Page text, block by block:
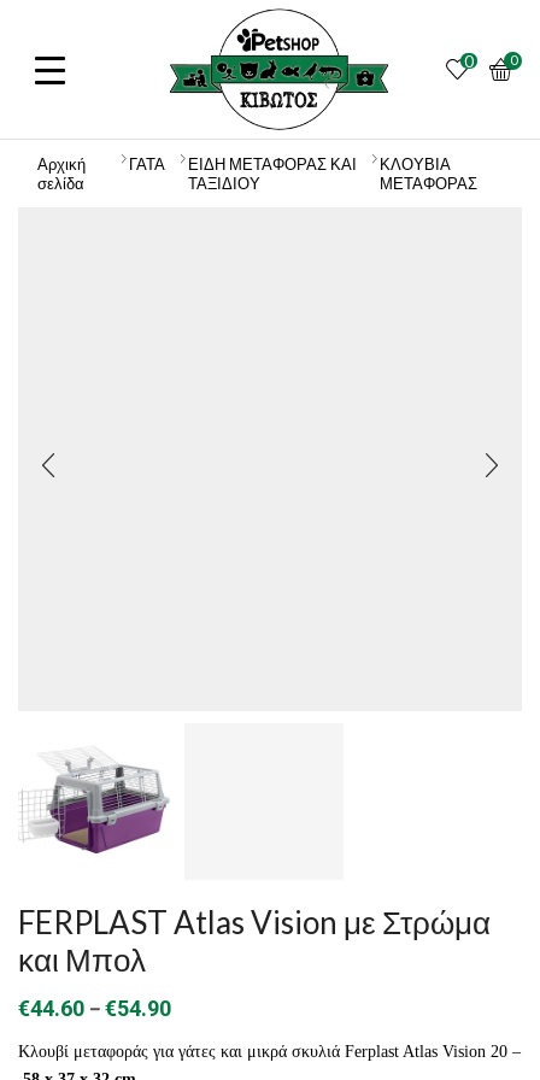
0 0
Αρχική
σελίδα
ΓΑΤΑ
ΕΙΔΗ ΜΕΤΑΦΟΡΑΣ ΚΑΙ
ΤΑΞΙΔΙΟΥ
ΚΛΟΥΒΙΑ
ΜΕΤΑΦΟΡΑΣ
FERPLAST Atlas Vision με Στρώμα
και Μπολ
€44.60 –€54.90Price
range:
Κλουβί μεταφοράς για γάτες και μικρά σκυλιά Ferplast Atlas Vision 20 –